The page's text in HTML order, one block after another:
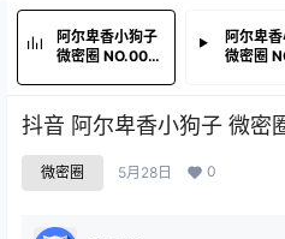
阿尔卑香小狗子
微密圈 NO.003
阿尔卑
微密圈
抖音 阿尔卑香小狗子 微密
微密圈 5月28日 0